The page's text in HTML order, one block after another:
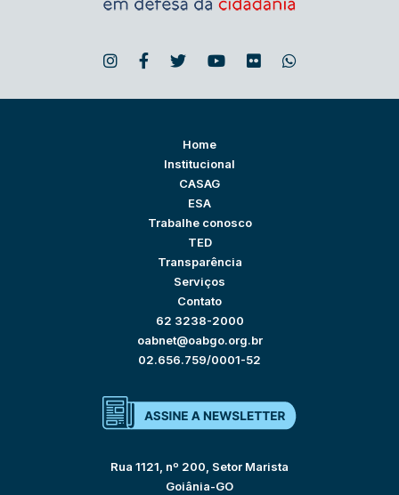
Home
Institucional
CASAG
ESA
Trabalhe conosco
TED
Transparência
Serviços
Contato
62 3238-2000
oabnet@oabgo.org.br
02.656.759/0001-52
Rua 1121, nº 200, Setor Marista
Goiânia-GO